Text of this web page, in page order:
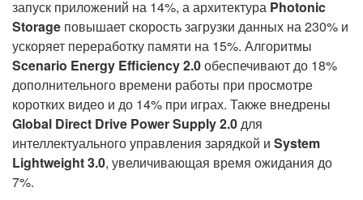
запуск приложений на 14%, а архитектура Photonic
Storage повышает скорость загрузки данных на 230% и
ускоряет переработку памяти на 15%. Алгоритмы
Scenario Energy Efficiency 2.0обеспечивают до 18%
дополнительного времени работы при просмотре
коротких видео и до 14% при играх. Также внедрены
Global Direct Drive Power Supply 2.0для
интеллектуального управления зарядкой и System
Lightweight 3.0, увеличивающая время ожидания до
7%.